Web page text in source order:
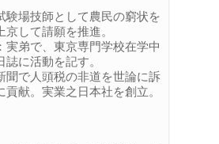
験場技師として農民の窮状を
して請願を推進。
実弟で、東京専門学校在学中
に活動を記す。
聞で人頭税の非道を世論に訴
貢献。実業之日本社を創立。